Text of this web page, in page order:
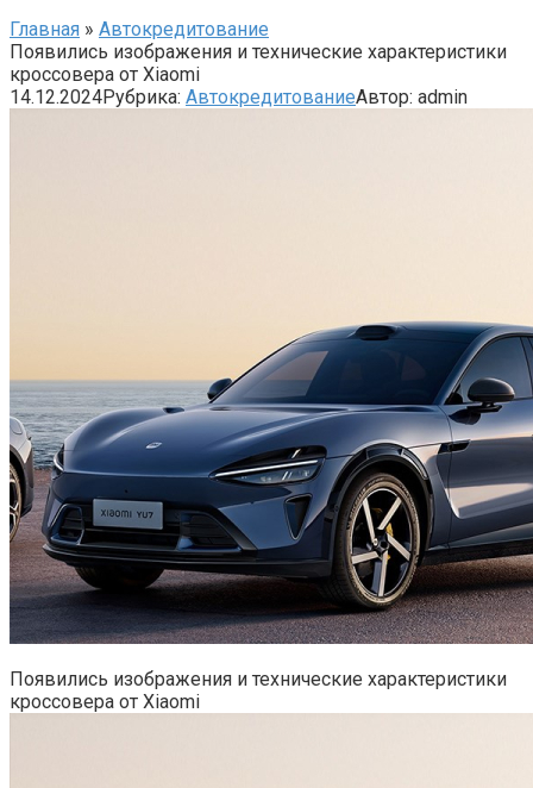
Главная » Автокредитование
Появились изображения и технические характеристики
кроссовера от Xiaomi
14.12.2024Рубрика: АвтокредитованиеАвтор: admin
Появились изображения и технические характеристики
кроссовера от Xiaomi